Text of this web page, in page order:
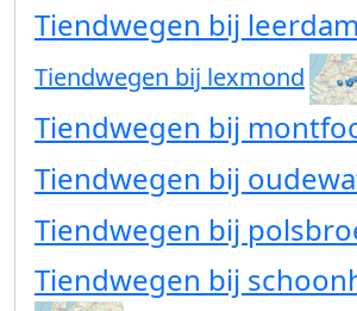
Tiendwegen bij leerdam
Tiendwegen bij lexmond
Tiendwegen bij
Tiendwegen bij
Tiendwegen bij
Tiendwegen bij